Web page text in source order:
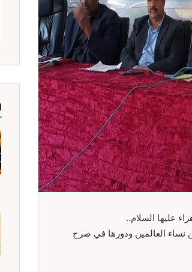
عليها السلام..
نساء العالمين ودورها في صرح